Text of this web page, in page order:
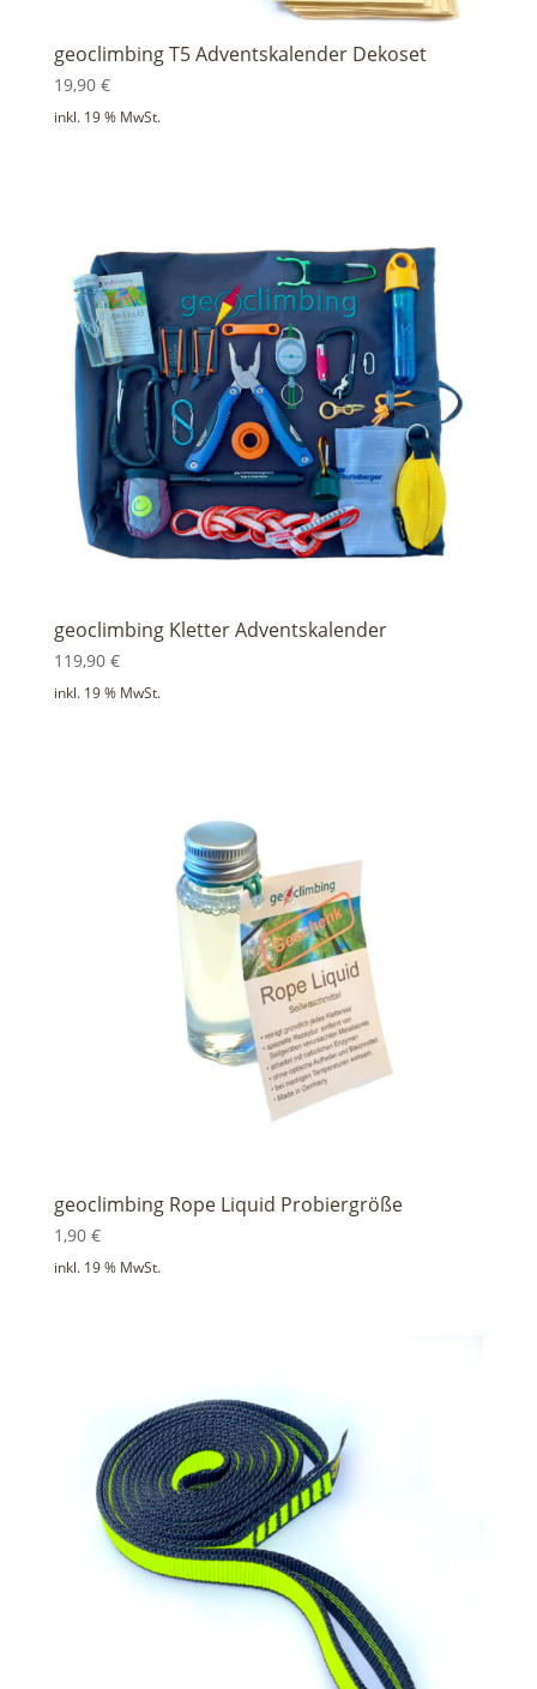
geoclimbing T5 Adventskalender Dekoset
19,90 €
inkl. 19 % MwSt.
geoclimbing Kletter Adventskalender
119,90 €
inkl. 19 % MwSt.
geoclimbing Rope Liquid Probiergröße
1,90 €
inkl. 19 % MwSt.